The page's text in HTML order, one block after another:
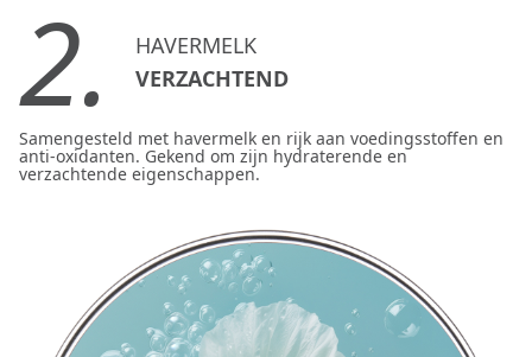
2.
HAVERMELK
VERZACHTEND
Samengesteld met havermelk en rijk aan voedingsstoffen en
anti-oxidanten. Gekend om zijn hydraterende en
verzachtende eigenschappen.